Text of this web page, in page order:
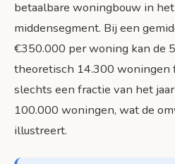
betaalbare woningbouw in
middensegment. Bij een
€350.000 per woning kan de
theoretisch 14.300 woningen
slechts een fractie van het
100.000 woningen, wat de
illustreert.